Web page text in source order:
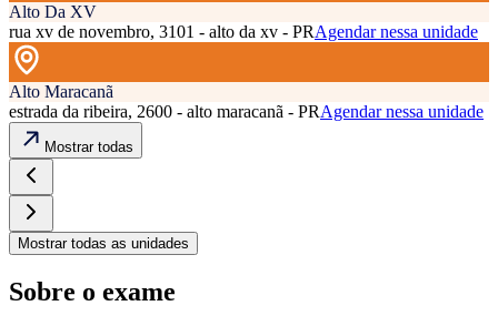
Alto Da XV
rua xv de novembro, 3101 - alto da xv - PRAgendar nessa unidade
Alto Maracanã
estrada da ribeira, 2600 - alto maracanã - PRAgendar nessa unidade
Mostrar todas
Mostrar todas as unidades
Sobre o exame